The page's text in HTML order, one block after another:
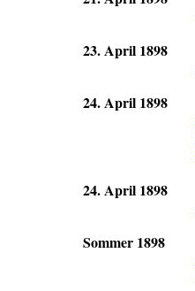
23. April 1898
24. April 1898
24. April 1898
Sommer 1898